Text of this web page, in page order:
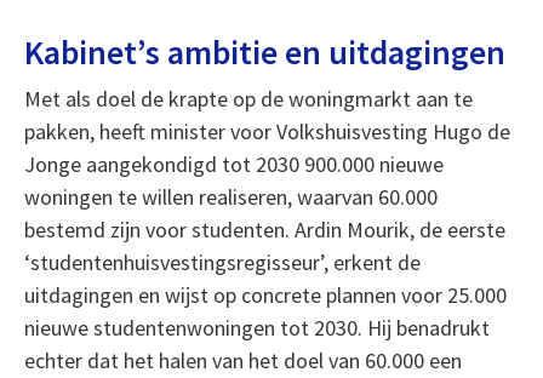
Kabinet’s ambitie en uitdagingen
Met als doel de krapte op de woningmarkt aan te
pakken, heeft minister voor Volkshuisvesting Hugo de
Jonge aangekondigd tot 2030 900.000 nieuwe
woningen te willen realiseren, waarvan 60.000
bestemd zijn voor studenten. Ardin Mourik, de eerste
‘studentenhuisvestingsregisseur’, erkent de
uitdagingen en wijst op concrete plannen voor 25.000
nieuwe studentenwoningen tot 2030. Hij benadrukt
echter dat het halen van het doel van 60.000 een